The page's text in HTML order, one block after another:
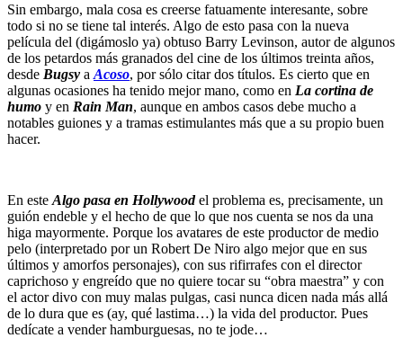
Sin embargo, mala cosa es creerse fatuamente interesante, sobre
todo si no se tiene tal interés. Algo de esto pasa con la nueva
película del (digámoslo ya) obtuso Barry Levinson, autor de algunos
de los petardos más granados del cine de los últimos treinta años,
desde Bugsy a Acoso, por sólo citar dos títulos. Es cierto que en
algunas ocasiones ha tenido mejor mano, como en La cortina de
humo y en Rain Man, aunque en ambos casos debe mucho a
notables guiones y a tramas estimulantes más que a su propio buen
hacer.
En este Algo pasa en Hollywoodel problema es, precisamente, un
guión endeble y el hecho de que lo que nos cuenta se nos da una
higa mayormente. Porque los avatares de este productor de medio
pelo (interpretado por un Robert De Niro algo mejor que en sus
últimos y amorfos personajes), con sus rifirrafes con el director
caprichoso y engreído que no quiere tocar su “obra maestra” y con
el actor divo con muy malas pulgas, casi nunca dicen nada más allá
de lo dura que es (ay, qué lastima…) la vida del productor. Pues
dedícate a vender hamburguesas, no te jode…